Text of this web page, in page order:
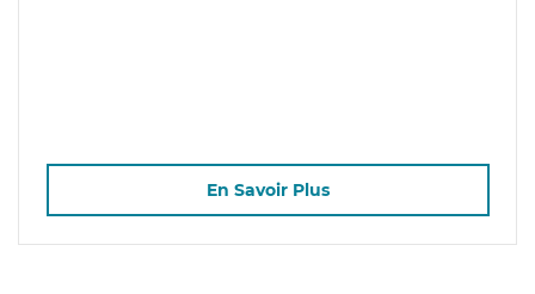
En Savoir Plus